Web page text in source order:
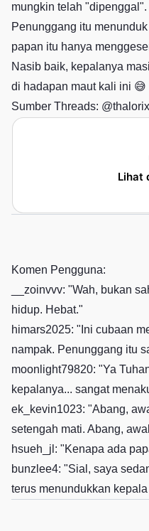
mungkin telah "dipenggal".
Penunggang itu
papan itu hanya
Nasib baik, kepalanya
di hadapan maut kali ini 😅
Sumber Threads:
Lihat
Komen Pengguna:
__zoinvvv: "Wah, bukan
hidup. Hebat."
himars2025: "Ini cubaan
nampak. Penunggang itu
moonlight79820: "Ya
kepalanya... sangat
ek_kevin1023: "Abang,
setengah mati. Abang,
hsueh_jl: "Kenapa ada
bunzlee4: "Sial, saya
terus menundukkan